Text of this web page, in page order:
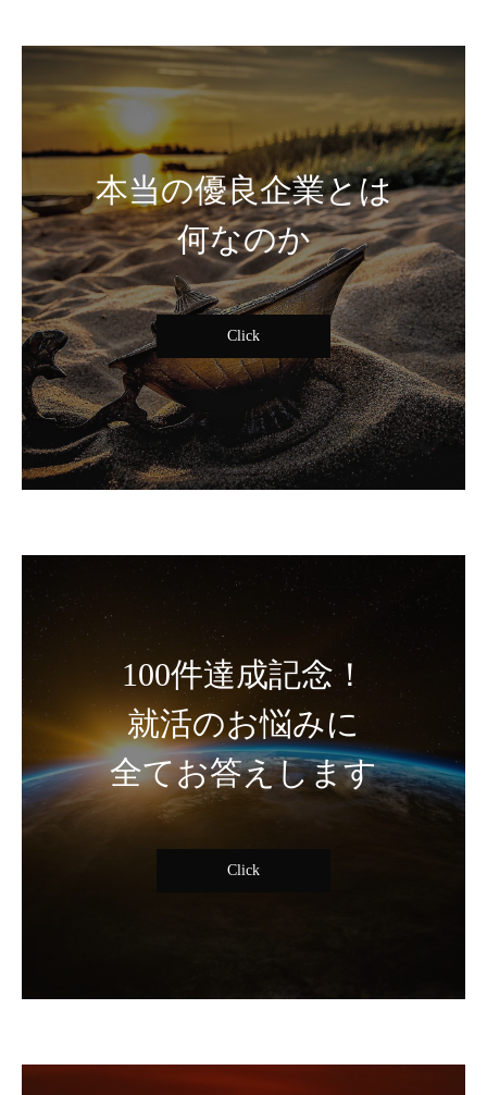
本当の優良企業とは
何なのか
Click
100件達成記念！
就活のお悩みに
全てお答えします
Click